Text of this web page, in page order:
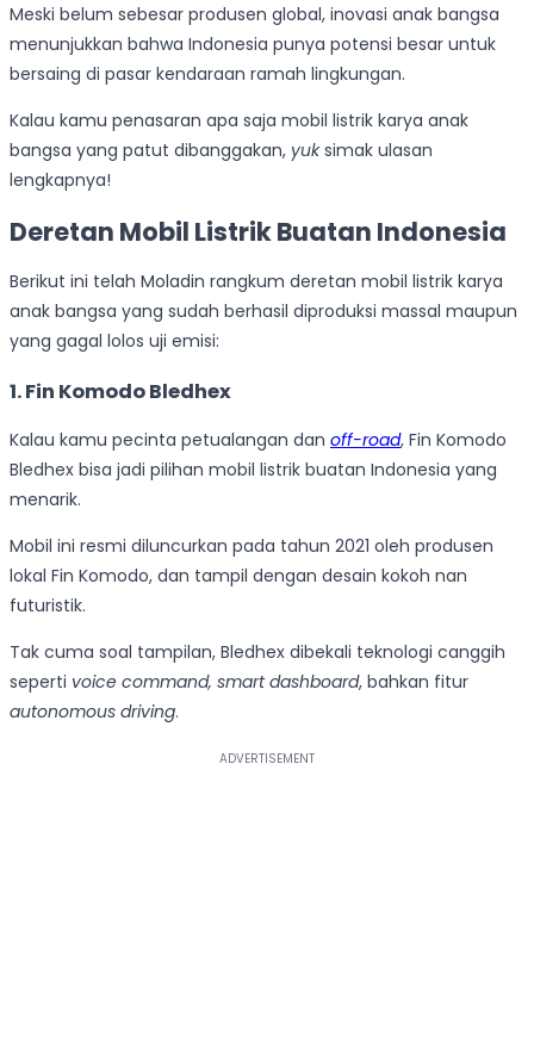
Meski belum sebesar produsen global, inovasi anak bangsa
menunjukkan bahwa Indonesia punya potensi besar untuk
bersaing di pasar kendaraan ramah lingkungan.
Kalau kamu penasaran apa saja mobil listrik karya anak
bangsa yang patut dibanggakan, yuksimak ulasan
lengkapnya!
Deretan Mobil Listrik Buatan Indonesia
Berikut ini telah Moladin rangkum deretan mobil listrik karya
anak bangsa yang sudah berhasil diproduksi massal maupun
yang gagal lolos uji emisi:
1. Fin Komodo Bledhex
Kalau kamu pecinta petualangan dan off-road, Fin Komodo
Bledhex bisa jadi pilihan mobil listrik buatan Indonesia yang
menarik.
Mobil ini resmi diluncurkan pada tahun 2021 oleh produsen
lokal Fin Komodo, dan tampil dengan desain kokoh nan
futuristik.
Tak cuma soal tampilan, Bledhex dibekali teknologi canggih
seperti voice command, smart dashboard, bahkan fitur
autonomous driving.